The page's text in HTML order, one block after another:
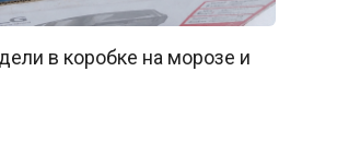
в коробке на морозе и